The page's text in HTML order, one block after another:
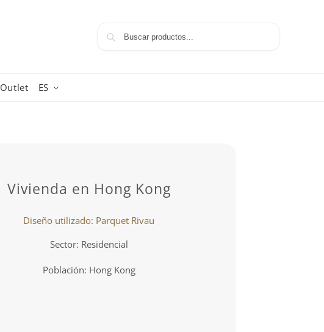
Outlet ES
Vivienda en Hong Kong
Diseño utilizado: Parquet Rivau
Sector: Residencial
Población: Hong Kong